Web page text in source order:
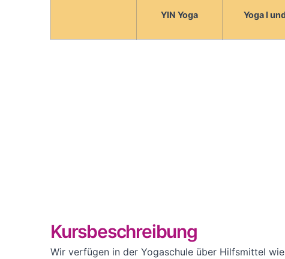
YIN Yoga Yoga I
Kursbeschreibung
Wir verfügen in der Yogaschule über Hilfsmittel